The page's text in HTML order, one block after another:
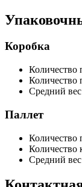
Коробка
Количество
Количество
Средний
Паллет
Количество
Количество
Средний